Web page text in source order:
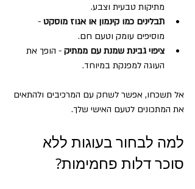
מתיקות טבעית וצבע.
תבלינים כמו קינמון או אגוז מוסקט -
מוסיפים עומק וטעם חם.
ציפוי גבינת שמנת עם ממתיק - הופך את
העוגה למפנקת במיוחד.
אל תשכחו, אפשר לשחק עם המרכיבים ולהתאים
את המתכונים לטעם האישי שלך.
למה לבחור בעוגות ללא
סוכר דלות פחמימות?